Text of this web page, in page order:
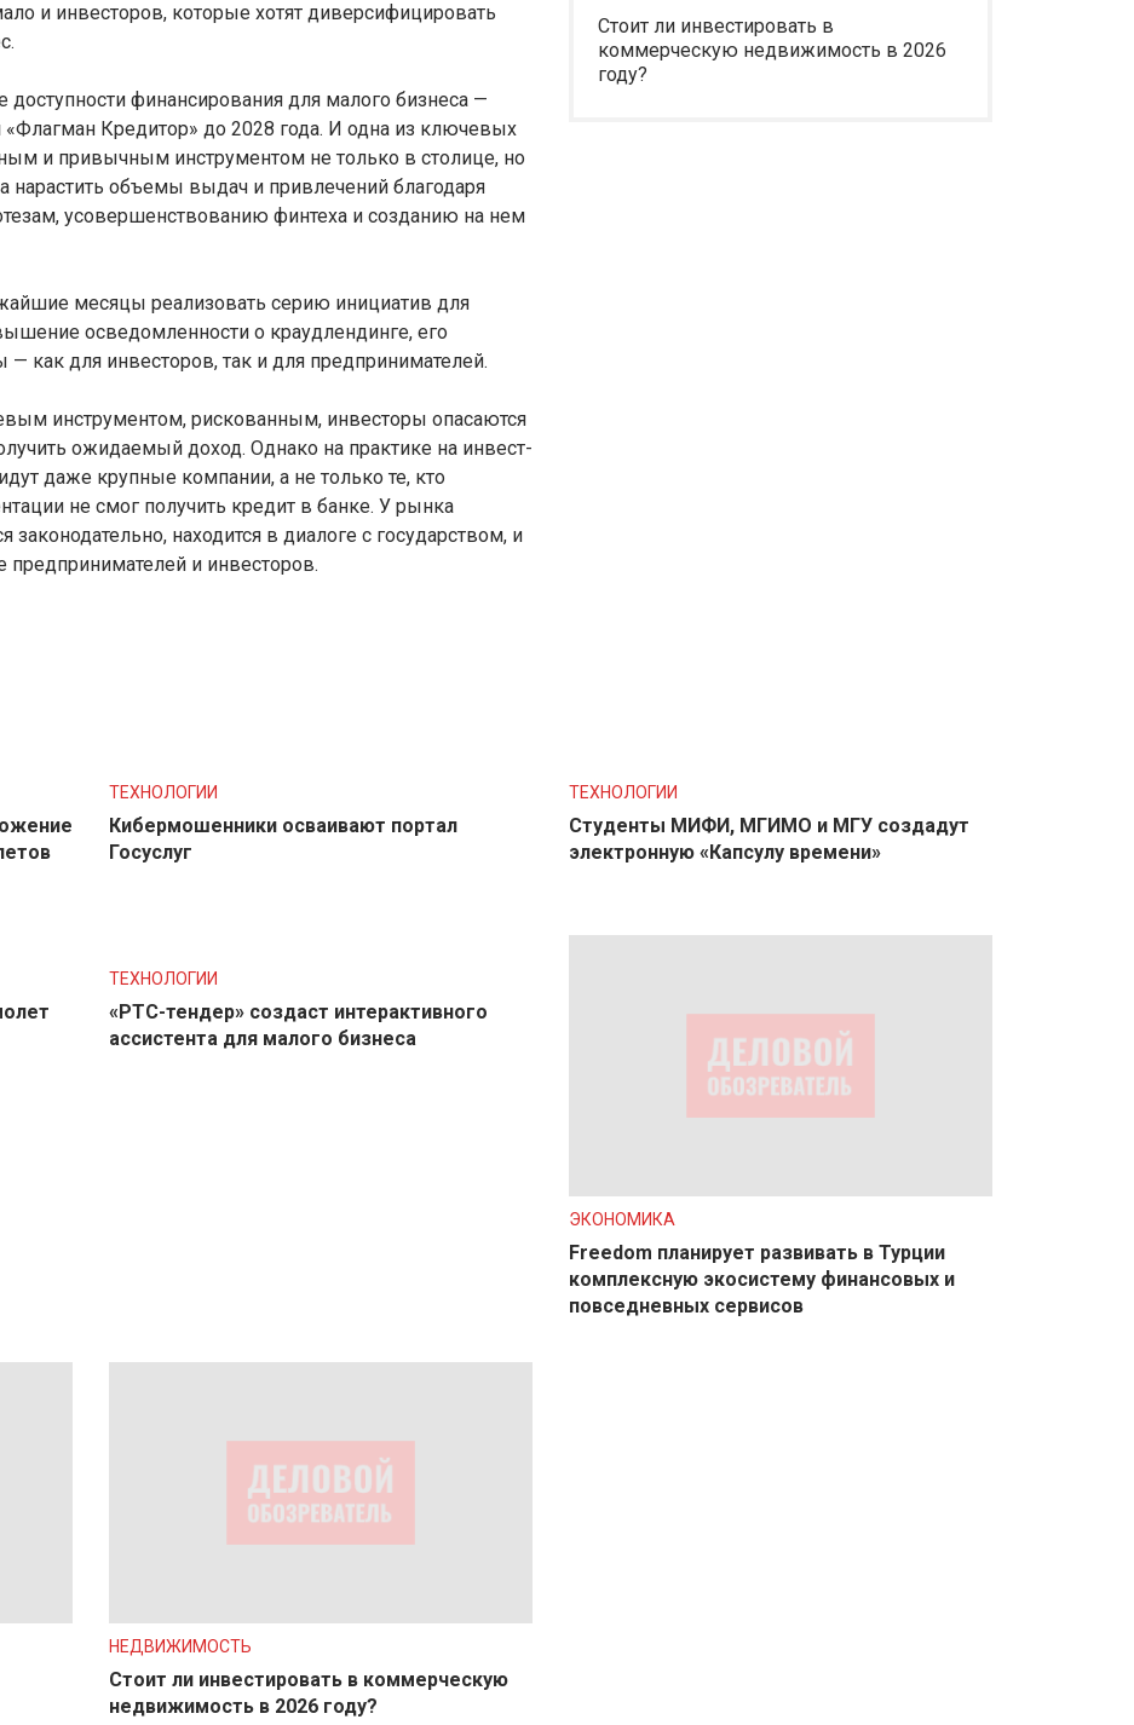
и инвесторов, которые хотят диверсифицировать
финансирования для малого бизнеса —
«Флагман Кредитор» до 2028 года. И одна из ключевых
и привычным инструментом не только в столице, но
нарастить объемы выдач и привлечений благодаря
усовершенствованию финтеха и созданию на нем
месяцы реализовать серию инициатив для
осведомленности о краудлендинге, его
— как для инвесторов, так и для предпринимателей.
инструментом, рискованным, инвесторы опасаются
ожидаемый доход. Однако на практике на инвест-
даже крупные компании, а не только те, кто
не смог получить кредит в банке. У рынка
находится в диалоге с государством, и
и инвесторов.
Стоит ли инвестировать в
коммерческую недвижимость в 2026
году?
ТЕХНОЛОГИИ
Кибермошенники осваивают портал
Госуслуг
ТЕХНОЛОГИИ
Студенты МИФИ, МГИМО и МГУ создадут
электронную «Капсулу времени»
ТЕХНОЛОГИИ
«РТС-тендер» создаст интерактивного
ассистента для малого бизнеса
ЭКОНОМИКА
Freedom планирует развивать в Турции
комплексную экосистему финансовых и
повседневных сервисов
НЕДВИЖИМОСТЬ
Стоит ли инвестировать в коммерческую
недвижимость в 2026 году?